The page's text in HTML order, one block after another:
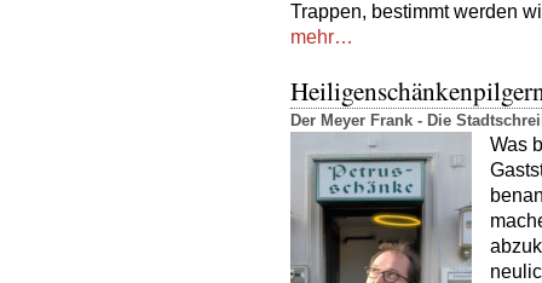
Trappen, bestimmt werden
mehr…
Der Meyer Frank - Die
Was